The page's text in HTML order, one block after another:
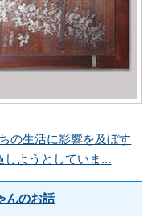
の生活に影響を及ぼす
しようとしていま...
んのお話